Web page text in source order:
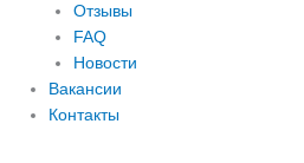
Отзывы
FAQ
Новости
Вакансии
Контакты